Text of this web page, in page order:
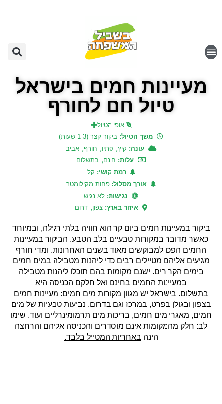
מעיינות חמים בישראל
טיול חם לחורף
אופי הטיול
משך הטיול: ביקור קצר (1-3 שעות)
עונה: קיץ, סתיו, חורף, אביב
עלות: חינם, בתשלום
רמת קושי: קל
אורך מסלול: פחות מקילומטר
נגישות: לא נגיש
איזור בארץ: צפון, דרום
ביקור במעיינות חמים ביום קר הוא חוויה בלתי רגילה, ובמיוחד
כאשר מדובר במקורות טבעיים בלב הטבע. הביקור במעיינות
החמים הפכו למבוקשים מאוד בשנים האחרונות, ומדי חורף
מגיעים אליהם מטיילים רבים כדי ליהנות מטבילה במים חמים
בימים הקרירים. ישנם מקומות בהם תוכלו ליהנות מטבילה
במעיינות החמים בחינם ואל חלקם הכניסה היא
בתשלום. בישראל יש מגוון מקורות מים חמים: מעיינות חמים
בצפון ובגולן בפרט, במרכז וגם בדרום. נביעות טבעיות של מים
חמים, מאגרי מים חמים, בריכות מים תרמומינרליים ועוד. שימו
לב: חלק מהמקומות אינם מוסדרים והכניסה אליהם והרחצה
הינה באחריות המטייל בלבד.